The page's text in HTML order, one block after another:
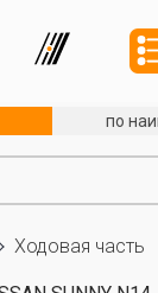
по
Ходовая часть